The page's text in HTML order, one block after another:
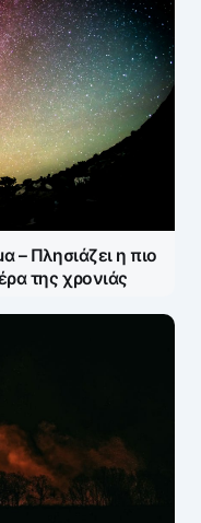
– Πλησιάζει η πιο
της χρονιάς